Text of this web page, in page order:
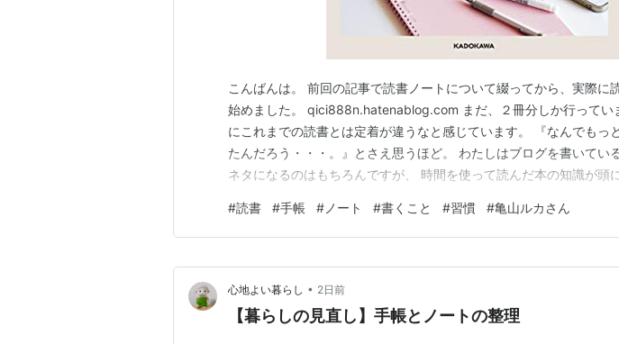
こんばんは。 前回の記事で読書ノートについて綴ってから、実際に
始めました。 qici888n.hatenablog.com まだ、２冊分しか行ってい
にこれまでの読書とは定着が違うなと感じています。 『なんでもっ
たんだろう・・・。』とさえ思うほど。 わたしはブログを書いてい
ネタになるのはもちろんですが、 時間を使って読んだ本の知識が頭
ったこと 読書ノートを始めて「書く」ということの凄さに改めて気
が、 ふと疑問に感じることが…
#読書 #手帳 # ノート #書くこと #習慣 #亀山ルカさん
心地よい暮らし • 2日前
【暮らしの見直し】手帳とノートの整理